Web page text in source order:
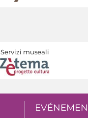
Servizi museali